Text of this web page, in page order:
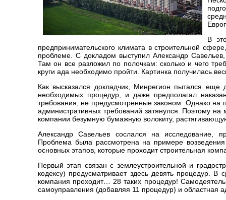
В
предпринимательского климата в строительной
проблеме. С докладом выступил Александр
Там он все разложил по полочкам: сколько и чего
круги ада необходимо пройти. Картинка получилась
Как высказался докладчик, Минрегион пытался
необходимых процедур, и даже предполагал
требования, не предусмотренные законом. Однако на
административных требований затянулся. Поэтому
компании безумную бумажную волокиту,
Александр Савельев сослался на исследование,
Проблема была рассмотрена на примере
основных этапов, которые проходит строительная
Первый этап связан с землеустроительной и
кодексу) предусматривает здесь девять процедур.
компания проходит… 28 таких процедур!
самоуправления (добавляя 11 процедур) и областная